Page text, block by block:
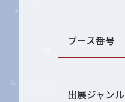
ブース番号
出展ジャンル